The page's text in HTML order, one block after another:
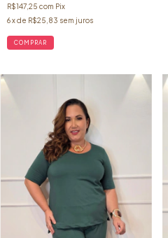
R$147,25 com Pix
6x de R$25,83 sem juros
COMPRAR